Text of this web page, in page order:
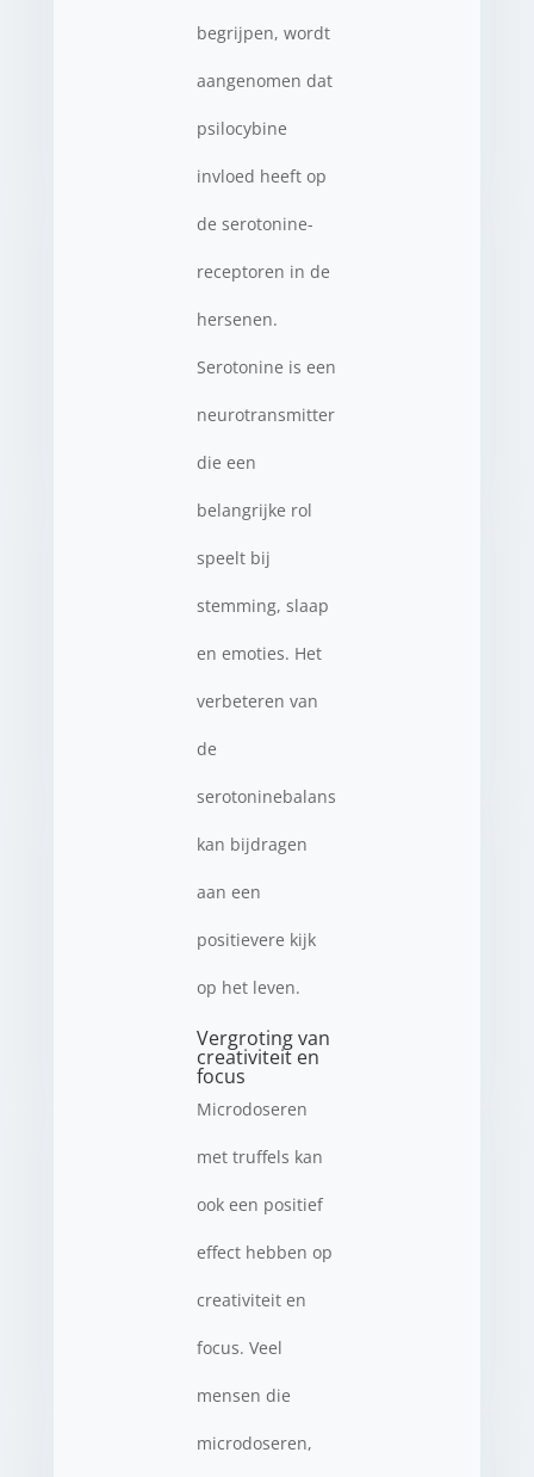
begrijpen, wordt
aangenomen dat
psilocybine
invloed heeft op
de serotonine-
receptoren in de
hersenen.
Serotonine is een
neurotransmitter
die een
belangrijke rol
speelt bij
stemming, slaap
en emoties. Het
verbeteren van
de
serotoninebalans
kan bijdragen
aan een
positievere kijk
op het leven.
Vergroting van
creativiteit en
focus
Microdoseren
met truffels kan
ook een positief
effect hebben op
creativiteit en
focus. Veel
mensen die
microdoseren,